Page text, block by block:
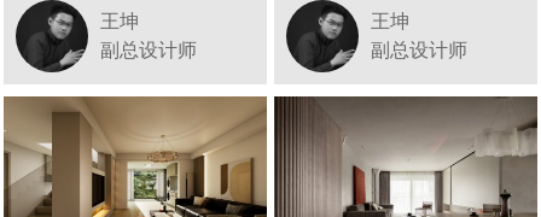
王坤
副总设计师
王坤
副总设计师